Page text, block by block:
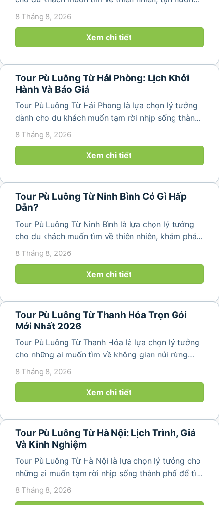
không khí trong lành và khám phá vẻ đẹp bình yên
của vùng núi Thanh Hóa. Với những bản làng mộc
8 Tháng 8, 2026
Xem chi tiết
Tour Pù Luông Từ Hải Phòng: Lịch Khởi
Hành Và Báo Giá
Tour Pù Luông Từ Hải Phòng là lựa chọn lý tưởng
dành cho du khách muốn tạm rời nhịp sống thành
phố để tìm về không gian núi rừng trong lành,
thang đặc trưng. Từ...
8 Tháng 8, 2026
Xem chi tiết
Tour Pù Luông Từ Ninh Bình Có Gì Hấp
Dẫn?
Tour Pù Luông Từ Ninh Bình là lựa chọn lý tưởng
cho du khách muốn tìm về thiên nhiên, khám phá
bản làng và tận hưởng không gian nghỉ dưỡng yên
bình. Với lịch trình 2N1Đ hoặc 3N2Đ, hành trình có
8 Tháng 8, 2026
Xem chi tiết
Tour Pù Luông Từ Thanh Hóa Trọn Gói
Mới Nhất 2026
Tour Pù Luông Từ Thanh Hóa là lựa chọn lý tưởng
cho những ai muốn tìm về không gian núi rừng
trong lành, ruộng bậc thang xanh mướt và những
ngày. Không cần di chuyển...
8 Tháng 8, 2026
Xem chi tiết
Tour Pù Luông Từ Hà Nội: Lịch Trình, Giá
Và Kinh Nghiệm
Tour Pù Luông Từ Hà Nội là lựa chọn lý tưởng cho
những ai muốn tạm rời nhịp sống thành phố để tìm
về không gian núi rừng xanh mát, những bản làng
yên bình và ruộng bậc thang đặc trưng của Pù
8 Tháng 8, 2026